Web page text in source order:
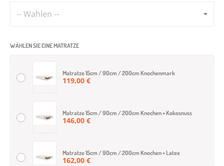
-- Wahlen --
WÄHLEN SIE EINE MATRATZE
Matratze 15cm / 90cm / 200cm Knochenmark
119,00 €
Matratze 15cm / 90cm / 200cm Knochen + Kokosnuss
146,00 €
Matratze 15cm / 90cm / 200cm Knochen + Latex
162,00 €